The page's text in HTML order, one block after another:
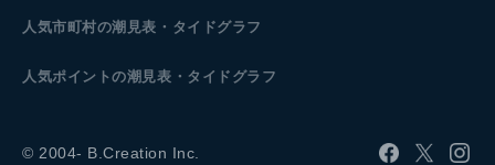
人気市町村の潮見表・タイドグラフ
人気ポイントの潮見表・タイドグラフ
© 2004- B.Creation Inc.